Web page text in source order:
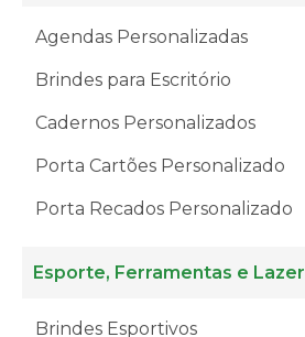
Agendas Personalizadas
Brindes para Escritório
Cadernos Personalizados
Porta Cartões Personalizado
Porta Recados Personalizado
Esporte, Ferramentas e Lazer
Brindes Esportivos